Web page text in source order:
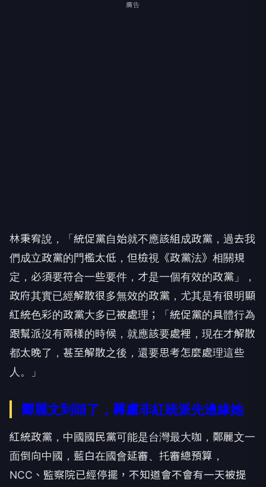
廣告
林秉宥說，「統促黨自始就不應該組成政黨，過去我
們成立政黨的門檻太低，但檢視《政黨法》相關規
定，必須要符合一些要件，才是一個有效的政黨」，
政府其實已經解散很多無效的政黨，尤其是有很明顯
紅統色彩的政黨大多已被處理；「統促黨的具體行為
跟幫派沒有兩樣的時候，就應該要處裡，現在才解散
都太晚了，甚至解散之後，還要思考怎麼處理這些
人。」
鄭麗文到頭了，蔣盧非紅統派先邊緣她
紅統政黨，中國國民黨可能是台灣最大咖，鄭麗文一
面倒向中國，藍白在國會延審、托審總預算，
NCC、監察院已經停擺，不知道會不會有一天被提